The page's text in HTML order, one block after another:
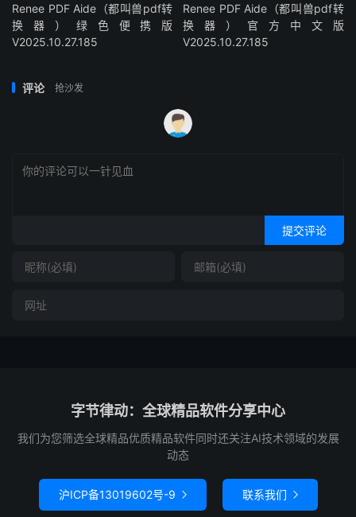
Renee PDF Aide（都叫兽pdf转
换器）绿色便携版
V2025.10.27.185
Renee PDF Aide（都叫兽pdf转
换器）官方中文版
V2025.10.27.185
评论 抢沙发
提交评论
字节律动：全球精品软件分享中心
我们为您筛选全球精品优质精品软件同时还关注AI技术领域的发展
动态
沪ICP备13019602号-9  联系我们 